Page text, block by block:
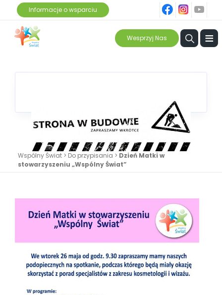
Informacje o wsparciu
ins
Wesprzyj Nas ≡
Wspólny Świat > Do przypisania > Dzień Matki w
stowarzyszeniu „Wspólny Świat”